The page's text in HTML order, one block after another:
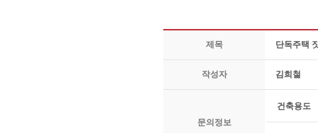
제목 단독주택
작성자 김희철
문의정보
건축용도